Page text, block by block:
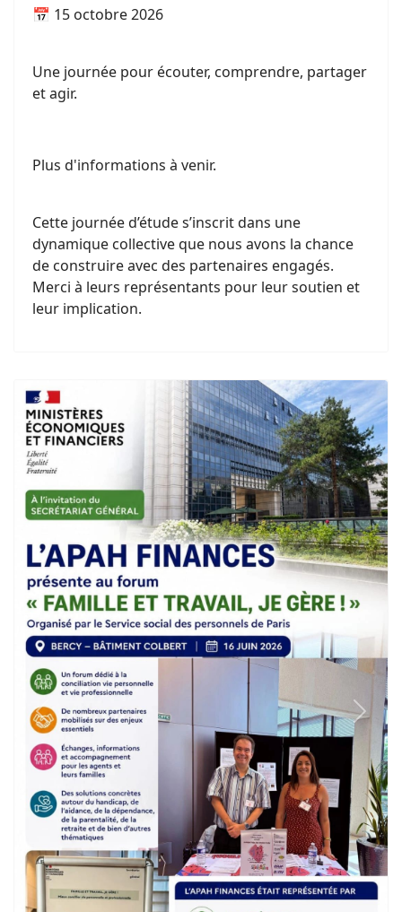
📅 15 octobre 2026
Une journée pour écouter, comprendre, partager
et agir.
Plus d'informations à venir.
Cette journée d’étude s’inscrit dans une
dynamique collective que nous avons la chance
de construire avec des partenaires engagés.
Merci à leurs représentants pour leur soutien et
leur implication.
Previous Next